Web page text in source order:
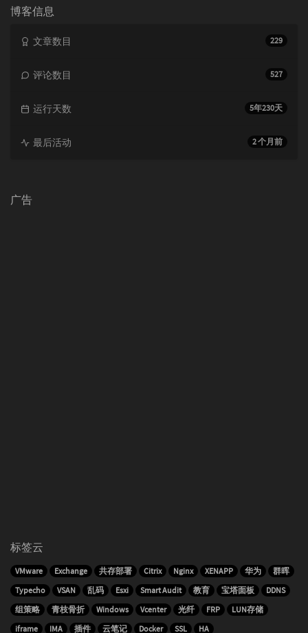
博客信息
229
文章数目
527
评论数目
5年230天
运行天数
2 个月前
最后活动
广告
标签云
VMware Exchange 共存部署 Citrix Nginx XENAPP 华为
群晖
Typecho
VSAN 乱码 Esxi Smart Audit 教育 宝塔面板
DDNS
组策略
青枝骨折 Windows Vcenter 光纤 FRP
LUN存储
iframe
IMA 插件 云笔记 Docker SSL HA